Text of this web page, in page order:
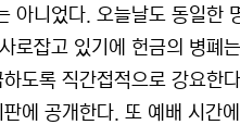
아니었다. 오늘날도 동일한
로잡고 있기에 헌금의 병폐
도록 직간접적으로 강요한
에 공개한다. 또 예배 시간